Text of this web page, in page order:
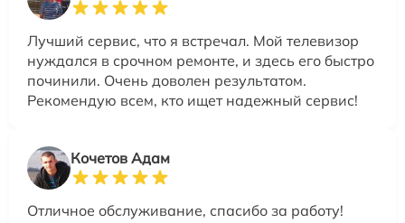
Лучший сервис, что я встречал. Мой телевизор
нуждался в срочном ремонте, и здесь его быстро
починили. Очень доволен результатом.
Рекомендую всем, кто ищет надежный сервис!
Кочетов Адам
Отличное обслуживание, спасибо за работу!